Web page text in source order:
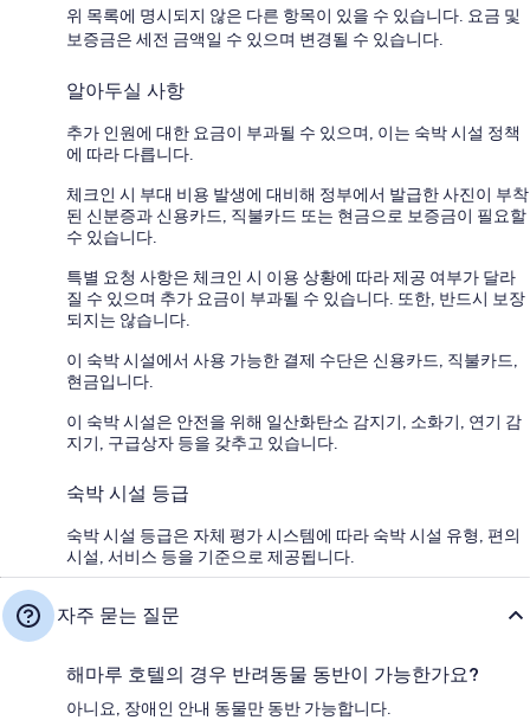
위 목록에 명시되지 않은 다른 항목이 있을 수 있습니다. 요금 및
보증금은 세전 금액일 수 있으며 변경될 수 있습니다.
알아두실 사항
추가 인원에 대한 요금이 부과될 수 있으며, 이는 숙박 시설 정책
에 따라 다릅니다.
체크인 시 부대 비용 발생에 대비해 정부에서 발급한 사진이 부착
된 신분증과 신용카드, 직불카드 또는 현금으로 보증금이 필요할
수 있습니다.
특별 요청 사항은 체크인 시 이용 상황에 따라 제공 여부가 달라
질 수 있으며 추가 요금이 부과될 수 있습니다. 또한, 반드시 보장
되지는 않습니다.
이 숙박 시설에서 사용 가능한 결제 수단은 신용카드, 직불카드,
현금입니다.
이 숙박 시설은 안전을 위해 일산화탄소 감지기, 소화기, 연기 감
지기, 구급상자 등을 갖추고 있습니다.
숙박 시설 등급
숙박 시설 등급은 자체 평가 시스템에 따라 숙박 시설 유형, 편의
시설, 서비스 등을 기준으로 제공됩니다.
자주 묻는 질문
해마루 호텔의 경우 반려동물 동반이 가능한가요?
아니요, 장애인 안내 동물만 동반 가능합니다.